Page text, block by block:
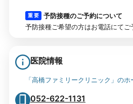
重 要
予防接種のご予約について
予防接種ご希望の方はお電話にてご
医院情報
「高橋ファミリークリニック」の
052-622-1131